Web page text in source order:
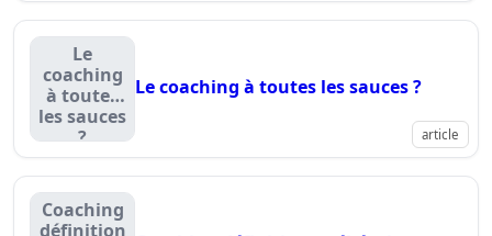
Le
coaching
à toutes
les sauces
?
Le coaching à toutes les sauces ?
article
Coaching
définition